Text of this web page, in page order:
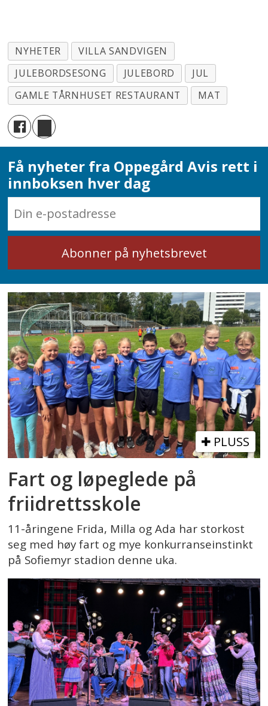
NYHETER
VILLA SANDVIGEN
JULEBORDSESONG
JULEBORD
JUL
GAMLE TÅRNHUSET RESTAURANT
MAT
Få nyheter fra Oppegård Avis rett i
innboksen hver dag
PLUSS
Fart og løpeglede på
friidrettsskole
11-åringene Frida, Milla og Ada har storkost
seg med høy fart og mye konkurranseinstinkt
på Sofiemyr stadion denne uka.